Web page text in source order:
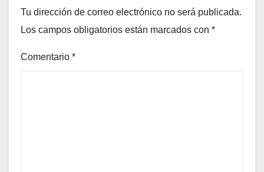
Tu dirección de correo electrónico no será publicada.
Los campos obligatorios están marcados con *
Comentario *